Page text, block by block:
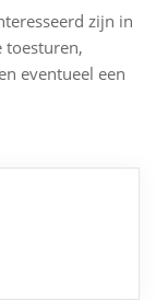
zijn in
toesturen,
eventueel een